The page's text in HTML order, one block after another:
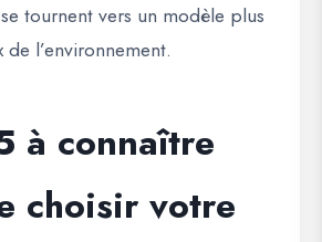
tournent vers un modèle plus
de l’environnement.
à connaître
choisir votre